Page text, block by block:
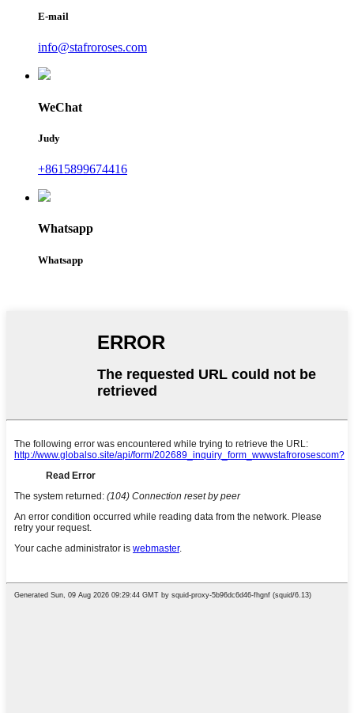
E-mail
info@stafroroses.com
WeChat
Judy
+8615899674416
Whatsapp
Whatsapp